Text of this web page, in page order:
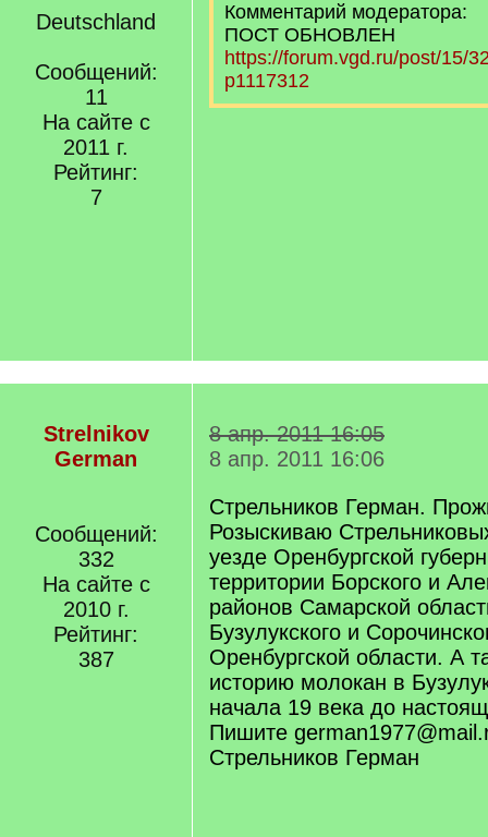
Deutschland
Сообщений:
11
На сайте с
2011 г.
Рейтинг:
7
Комментарий модератора:
ПОСТ ОБНОВЛЕН
https://forum.vgd.ru/post/15/
p1117312
Strelnikov
German
Сообщений:
332
На сайте с
2010 г.
Рейтинг:
387
8 апр. 2011 16:05
8 апр. 2011 16:06
Стрельников Герман.
Розыскиваю
уезде Оренбургской
территории Борского и
районов Самарской
Бузулукского и
Оренбургской области. А
историю молокан в
начала 19 века до
Пишите
Стрельников Герман